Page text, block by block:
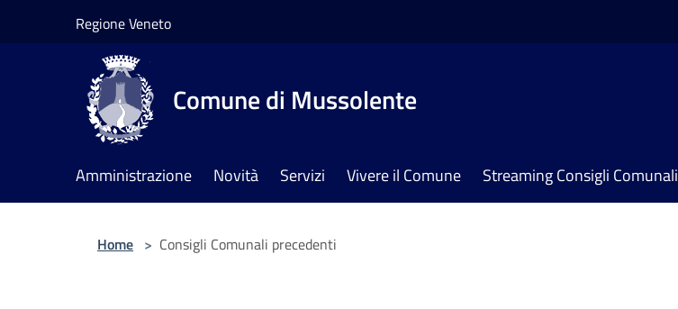
Regione Veneto
Comune di Mussolente
Amministrazione Novità Servizi Vivere il Comune Streaming Consigli Comunali
Home > Consigli Comunali precedenti